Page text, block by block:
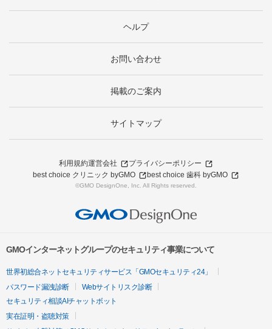
ヘルプ
お問い合わせ
掲載のご案内
サイトマップ
利用規約運営会社
プライバシーポリシー
best choice クリニック byGMO
best choice 歯科 byGMO
©GMO DesignOne, Inc. All Rights reserved.
GMOインターネットグループのセキュリティ事業について
世界初総合ネットセキュリティサービス「GMOセキュリティ24」
パスワード漏洩診断
Webサイトリスク診断
セキュリティ相談AIチャットボット
実在証明・盗聴対策